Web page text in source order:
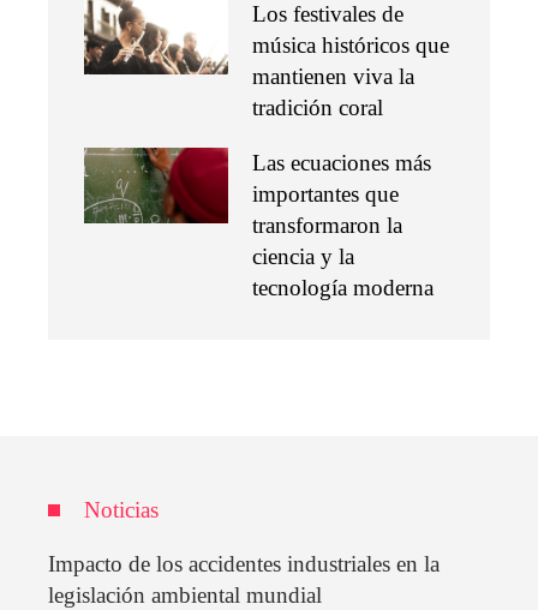
Los festivales de
música históricos que
mantienen viva la
tradición coral
Las ecuaciones más
importantes que
transformaron la
ciencia y la
tecnología moderna
Noticias
Impacto de los accidentes industriales en la
legislación ambiental mundial